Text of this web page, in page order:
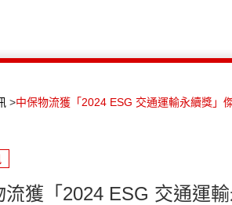
>中保物流獲「2024 ESG 交通運輸永續獎」
流獲「2024 ESG 交通運